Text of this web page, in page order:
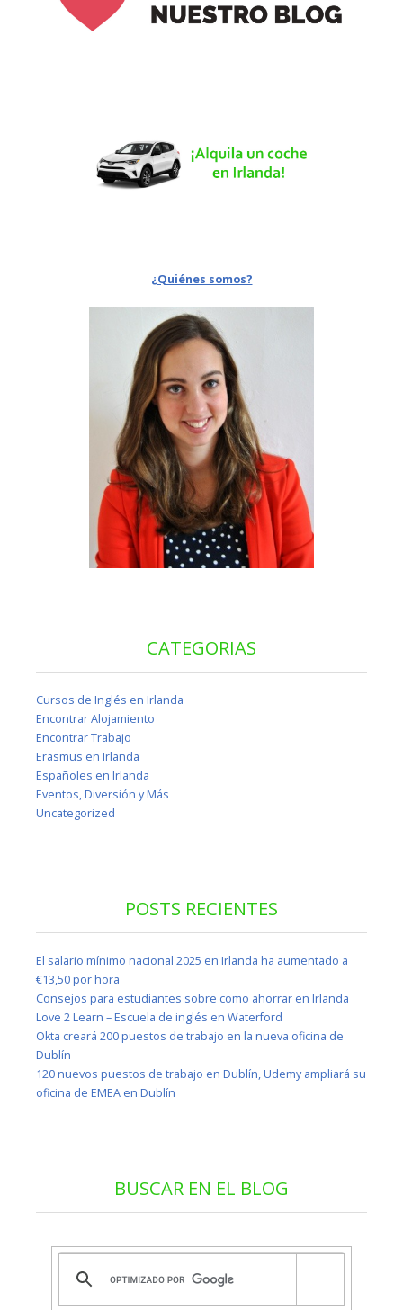
¿Quiénes somos?
CATEGORIAS
Cursos de Inglés en Irlanda
Encontrar Alojamiento
Encontrar Trabajo
Erasmus en Irlanda
Españoles en Irlanda
Eventos, Diversión y Más
Uncategorized
POSTS RECIENTES
El salario mínimo nacional 2025 en Irlanda ha aumentado a
€13,50 por hora
Consejos para estudiantes sobre como ahorrar en Irlanda
Love 2 Learn – Escuela de inglés en Waterford
Okta creará 200 puestos de trabajo en la nueva oficina de
Dublín
120 nuevos puestos de trabajo en Dublín, Udemy ampliará su
oficina de EMEA en Dublín
BUSCAR EN EL BLOG